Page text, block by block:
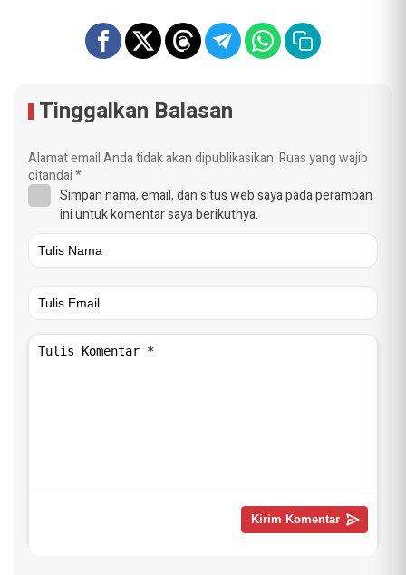
Tinggalkan Balasan
Alamat email Anda tidak akan dipublikasikan.Ruas yang wajib
ditandai*
Simpan nama, email, dan situs web saya pada peramban
ini untuk komentar saya berikutnya.